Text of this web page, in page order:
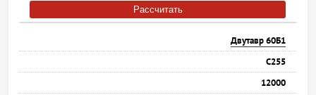
Рассчитать
Двутавр 60Б1
С255
12000